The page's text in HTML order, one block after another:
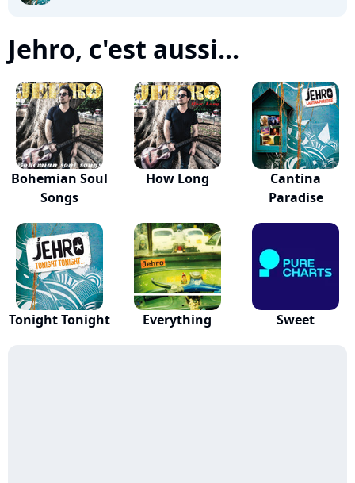
Jehro, c'est aussi...
Bohemian Soul
Songs
How Long
Cantina
Paradise
Tonight Tonight Everything Sweet